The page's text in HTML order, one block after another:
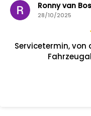
Ronny van
28/10/2025
Servicetermin, von